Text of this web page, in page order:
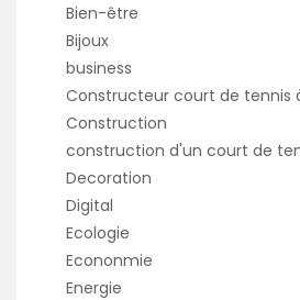
Bien-être
Bijoux
business
Constructeur court de tennis
Construction
construction d'un court de
Decoration
Digital
Ecologie
Econonmie
Energie